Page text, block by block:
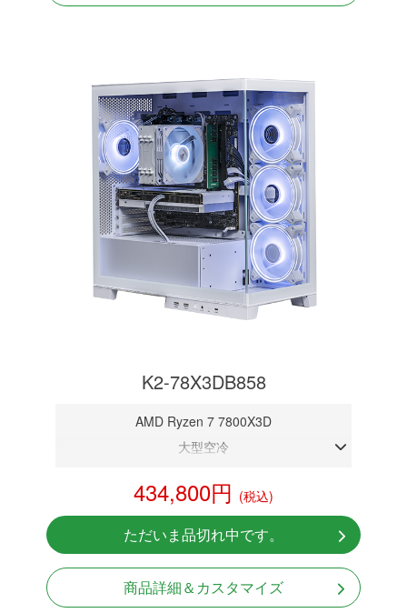
K2-78X3DB858
AMD Ryzen 7 7800X3D
大型空冷
RTX 5080 16GB
NVMeSSD 1TB
Windows11 Home 64bit
434,800円 (税込)
ただいま品切れ中です。
商品詳細＆カスタマイズ